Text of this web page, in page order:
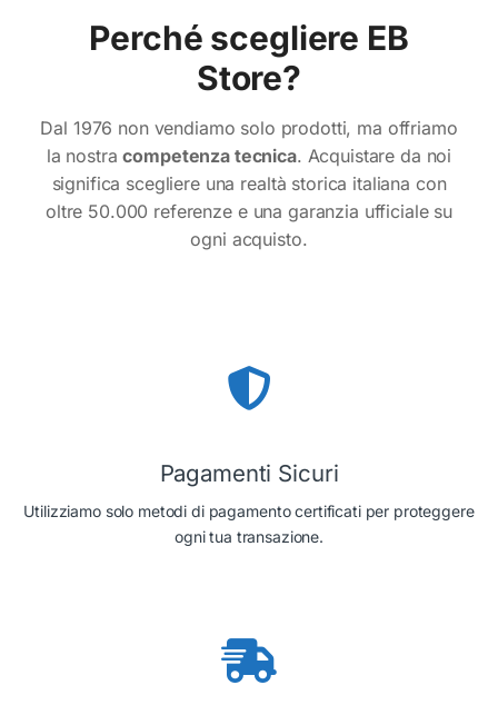
Perché scegliere EB
Store?
Dal 1976 non vendiamo solo prodotti, ma offriamo
la nostracompetenza tecnica. Acquistare da noi
significa scegliere una realtà storica italiana con
oltre 50.000 referenze e una garanzia ufficiale su
ogni acquisto.
Pagamenti Sicuri
Utilizziamo solo metodi di pagamento certificati per proteggere
ogni tua transazione.